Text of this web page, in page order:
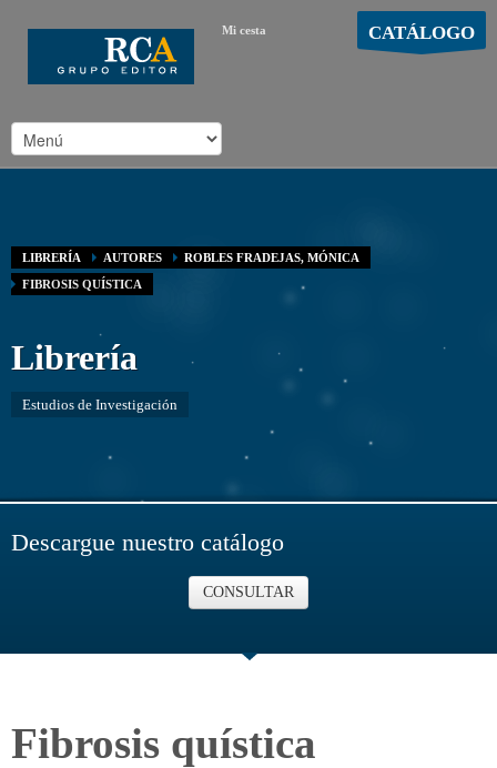
Mi cesta CATÁLOGO
LIBRERÍA AUTORES
ROBLES FRADEJAS, MÓNICA
FIBROSIS QUÍSTICA
Librería
Estudios de Investigación
Descargue nuestro catálogo
CONSULTAR
Fibrosis quística